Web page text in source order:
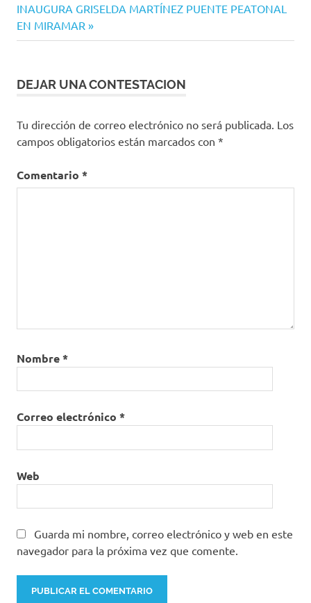
entradas
Siguiente
entrada:
INAUGURA GRISELDA MARTÍNEZ PUENTE PEATONAL
EN MIRAMAR
DEJAR UNA CONTESTACION
Tu dirección de correo electrónico no será publicada. Los
campos obligatorios están marcados con *
Comentario *
Nombre*
Correo electrónico *
Web
Guarda mi nombre, correo electrónico y web en este
navegador para la próxima vez que comente.